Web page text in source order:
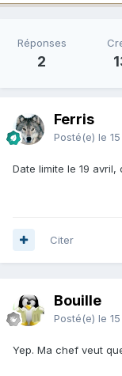
Réponses
2
Ferris
Posté(e) le
Date limite le 19 avril,
Citer
Bouille
Posté(e) le
Yep. Ma chef veut